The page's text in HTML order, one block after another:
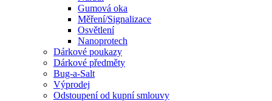
Gumová oka
Měření/Signalizace
Osvětlení
Nanoprotech
Dárkové poukazy
Dárkové předměty
Bug-a-Salt
Výprodej
Odstoupení od kupní smlouvy